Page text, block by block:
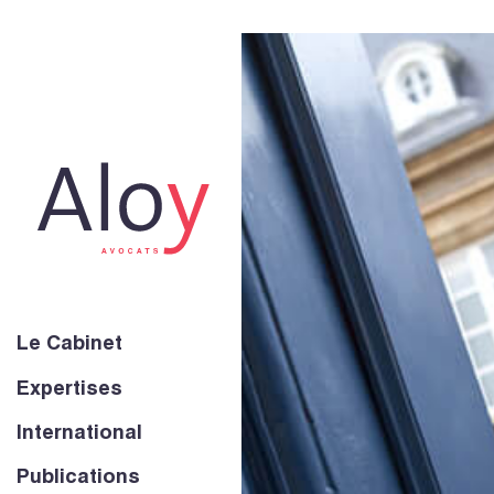
Le Cabinet
Expertises
International
Publications